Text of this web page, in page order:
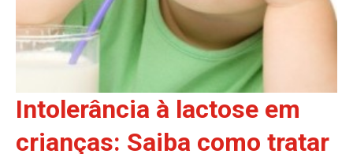
Intolerância à lactose em
crianças: Saiba como tratar